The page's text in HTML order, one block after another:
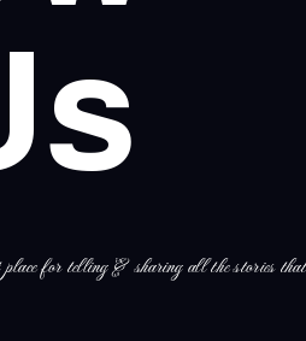
place for telling & sharing all the stories that